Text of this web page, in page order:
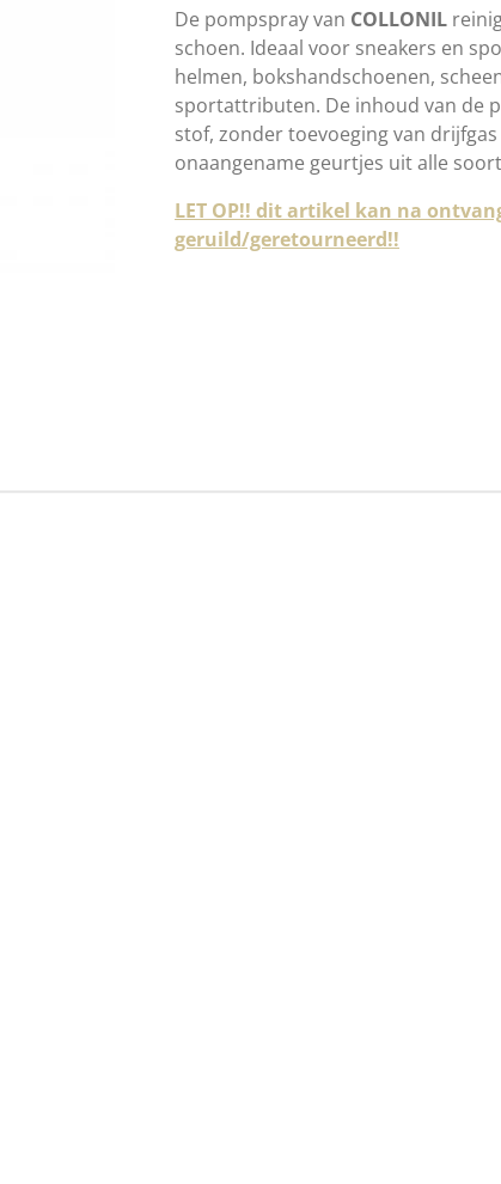
De pompspray van COLLONIL
schoen. Ideaal voor sneakers en
helmen, bokshandschoenen,
sportattributen. De inhoud van de
stof, zonder toevoeging van
onaangename geurtjes uit alle
LET OP!! dit artikel kan na
geruild/geretourneerd!!